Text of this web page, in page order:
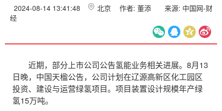
2024-08-14 13:41:48 北京 作者: 董添
来源: 中国网-财
经
近期，部分上市公司公告氢能业务相关进展。8月13
日晚，中国天楹公告，公司计划在辽源高新区化工园区
投资、建设与运营绿氢项目。项目装置设计规模年产绿
氢15万吨。